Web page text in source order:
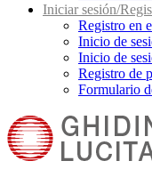
Iniciar sesión/
Registro en
Inicio de
Inicio de
Registro de
Formulario